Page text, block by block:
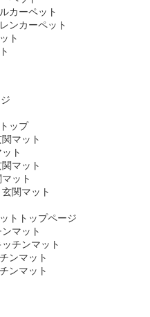
カーペット
ンカーペット
ト
ップ
マット
ト
マット
ット
関マット
トトップページ
マット
チンマット
ンマット
ンマット